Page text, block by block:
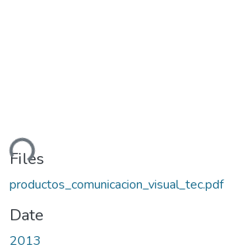
Files
productos_comunicacion_visual_tec.pdf
Date
2013